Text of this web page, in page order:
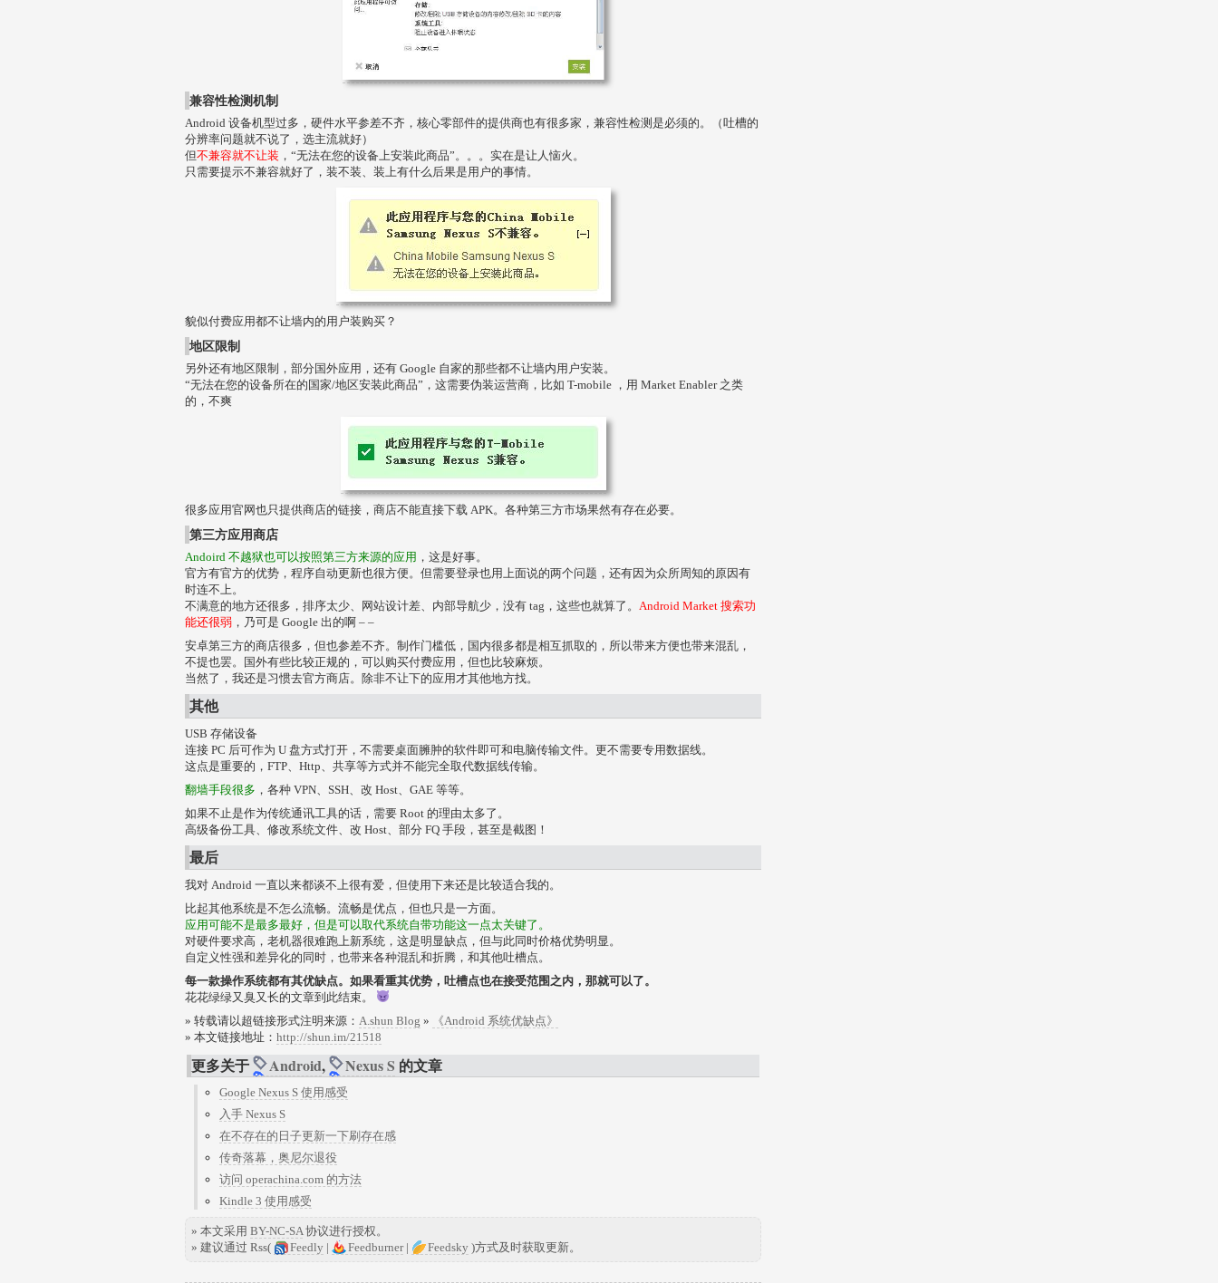
兼容性检测机制
Android 设备机型过多，硬件水平参差不齐，核心零部件的提供商也有很多家，兼容性检测是必须的。（吐槽的
分辨率问题就不说了，选主流就好）
但不兼容就不让装 ，“无法在您的设备上安装此商品”。。。实在是让人恼火。
只需要提示不兼容就好了，装不装、装上有什么后果是用户的事情。
貌似付费应用都不让墙内的用户装购买？
地区限制
另外还有地区限制，部分国外应用，还有 Google 自家的那些都不让墙内用户安装。
“无法在您的设备所在的国家/地区安装此商品”，这需要伪装运营商，比如 T-mobile ，用 Market Enabler 之类
的，不爽
很多应用官网也只提供商店的链接，商店不能直接下载 APK。各种第三方市场果然有存在必要。
第三方应用商店
Andoird 不越狱也可以按照第三方来源的应用 ，这是好事。
官方有官方的优势，程序自动更新也很方便。但需要登录也用上面说的两个问题，还有因为众所周知的原因有
时连不上。
不满意的地方还很多，排序太少、网站设计差、内部导航少，没有 tag，这些也就算了。 Android Market 搜索功
能还很弱 ，乃可是 Google 出的啊 – –
安卓第三方的商店很多，但也参差不齐。制作门槛低，国内很多都是相互抓取的，所以带来方便也带来混乱，
不提也罢。国外有些比较正规的，可以购买付费应用，但也比较麻烦。
当然了，我还是习惯去官方商店。除非不让下的应用才其他地方找。
其他
USB 存储设备
连接 PC 后可作为 U 盘方式打开，不需要桌面臃肿的软件即可和电脑传输文件。更不需要专用数据线。
这点是重要的，FTP、Http、共享等方式并不能完全取代数据线传输。
翻墙手段很多 ，各种 VPN、SSH、改 Host、GAE 等等。
如果不止是作为传统通讯工具的话，需要 Root 的理由太多了。
高级备份工具、修改系统文件、改 Host、部分 FQ 手段，甚至是截图！
最后
我对 Android 一直以来都谈不上很有爱，但使用下来还是比较适合我的。
比起其他系统是不怎么流畅。流畅是优点，但也只是一方面。
应用可能不是最多最好，但是可以取代系统自带功能这一点太关键了。
对硬件要求高，老机器很难跑上新系统，这是明显缺点，但与此同时价格优势明显。
自定义性强和差异化的同时，也带来各种混乱和折腾，和其他吐槽点。
每一款操作系统都有其优缺点。如果看重其优势，吐槽点也在接受范围之内，那就可以了。
花花绿绿又臭又长的文章到此结束。
» 转载请以超链接形式注明来源： A.shun Blog »
《Android 系统优缺点》
» 本文链接地址： http://shun.im/21518
更多关于 Android, Nexus S 的文章
Google Nexus S 使用感受
入手 Nexus S
在不存在的日子更新一下刷存在感
传奇落幕，奥尼尔退役
访问 operachina.com 的方法
Kindle 3 使用感受
» 本文采用 BY-NC-SA协议进行授权。
» 建议通过 Rss(
Feedly | Feedburner| Feedsky )方式及时获取更新。